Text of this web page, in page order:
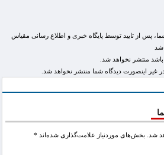
پس از تایید توسط پایگاه خبری و اطلاع رسانی مقیاس
شد
باشد منتشر نخواهد شد.
غیر اینصورت دیدگاه شما منتشر نخواهد شد.
شد. بخش‌های موردنیاز علامت‌گذاری شده‌اند *